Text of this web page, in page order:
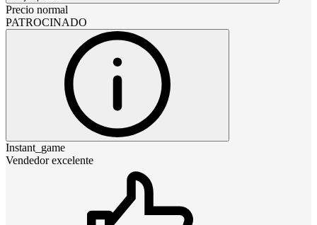
Precio normal
PATROCINADO
Instant_game
Vendedor excelente